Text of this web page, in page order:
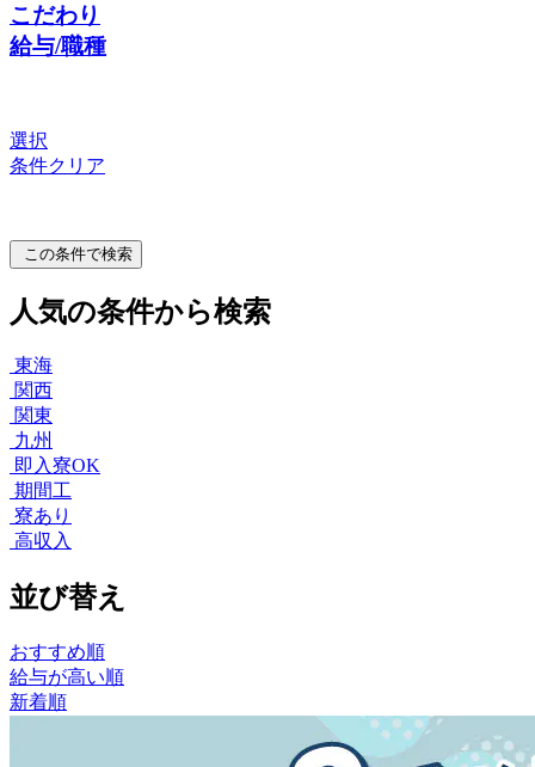
こだわり
給与/職種
選択
条件クリア
この条件で検索
人気の条件から検索
東海
関西
関東
九州
即入寮OK
期間工
寮あり
高収入
並び替え
おすすめ順
給与が高い順
新着順